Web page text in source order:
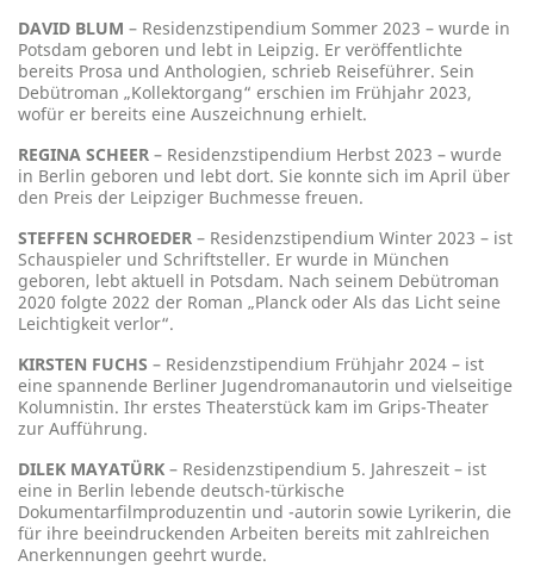
DAVID BLUM – Residenzstipendium Sommer 2023 – wurde in
Potsdam geboren und lebt in Leipzig. Er veröffentlichte
bereits Prosa und Anthologien, schrieb Reiseführer. Sein
Debütroman „Kollektorgang“ erschien im Frühjahr 2023,
wofür er bereits eine Auszeichnung erhielt.
REGINA SCHEER ­– Residenzstipendium Herbst 2023 – wurde
in Berlin geboren und lebt dort. Sie konnte sich im April über
den Preis der Leipziger Buchmesse freuen.
STEFFEN SCHROEDER – Residenzstipendium Winter 2023 – ist
Schauspieler und Schriftsteller. Er wurde in München
geboren, lebt aktuell in Potsdam. Nach seinem Debütroman
2020 folgte 2022 der Roman „Planck oder Als das Licht seine
Leichtigkeit verlor“.
KIRSTEN FUCHS – Residenzstipendium Frühjahr 2024 – ist
eine spannende Berliner Jugendromanautorin und vielseitige
Kolumnistin. Ihr erstes Theaterstück kam im Grips-Theater
zur Aufführung.
DILEK MAYATÜRK – Residenzstipendium 5. Jahreszeit – ist
eine in Berlin lebende deutsch-türkische
Dokumentarfilmproduzentin und -autorin sowie Lyrikerin, die
für ihre beeindruckenden Arbeiten bereits mit zahlreichen
Anerkennungen geehrt wurde.